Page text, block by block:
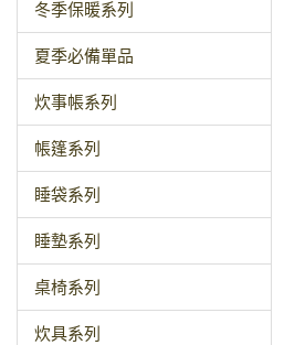
冬季保暖系列
夏季必備單品
炊事帳系列
帳篷系列
睡袋系列
睡墊系列
桌椅系列
炊具系列